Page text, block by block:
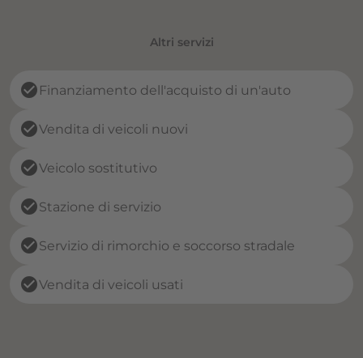
Altri servizi
check_circle Finanziamento dell'acquisto di un'auto
check_circleVendita di veicoli nuovi
check_circleVeicolo sostitutivo
check_circleStazione di servizio
check_circleServizio di rimorchio e soccorso stradale
check_circleVendita di veicoli usati